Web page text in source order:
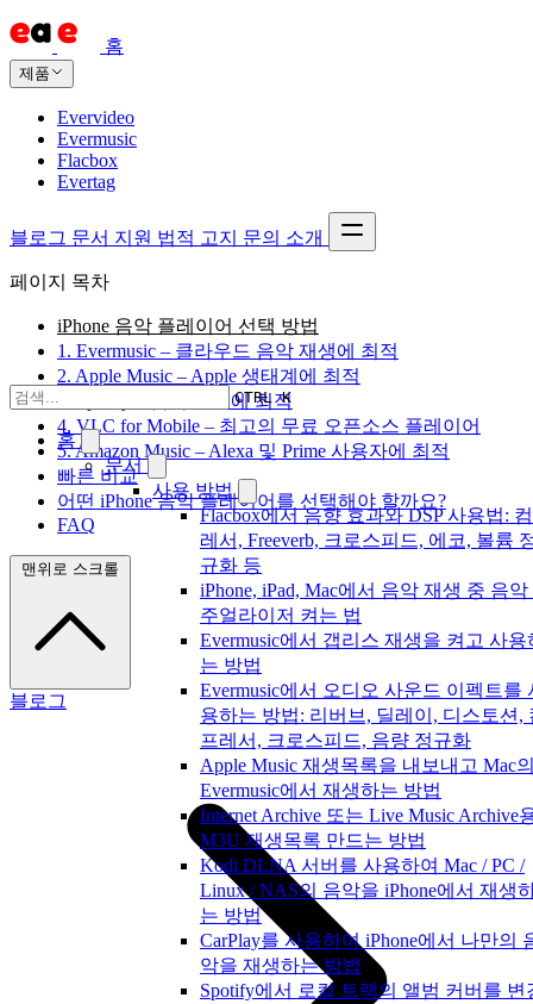
홈
제품
Evervideo
Evermusic
Flacbox
Evertag
블로그 문서 지원 법적 고지 문의 소개
CTRL K
홈
문서
사용 방법
Flacbox에서 음향 효과와 DSP 사용법:
레서, Freeverb, 크로스피드, 에코, 볼륨
규화 등
iPhone, iPad, Mac에서 음악 재생 중 음악
주얼라이저 켜는 법
Evermusic에서 갭리스 재생을 켜고 사용
는 방법
Evermusic에서 오디오 사운드 이펙트를
용하는 방법: 리버브, 딜레이, 디스토션,
프레서, 크로스피드, 음량 정규화
Apple Music 재생목록을 내보내고 Mac
Evermusic에서 재생하는 방법
Internet Archive 또는 Live Music Archive
M3U 재생목록 만드는 방법
Kodi DLNA 서버를 사용하여 Mac / PC /
Linux / NAS의 음악을 iPhone에서 재생
는 방법
CarPlay를 사용하여 iPhone에서 나만의
악을 재생하는 방법
Spotify에서 로컬 트랙의 앨범 커버를 변
페이지 목차
iPhone 음악 플레이어 선택 방법
1. Evermusic – 클라우드 음악 재생에 최적
2. Apple Music – Apple 생태계에 최적
3. Spotify – 음악 발견에 최적
4. VLC for Mobile – 최고의 무료 오픈소스 플레이어
5. Amazon Music – Alexa 및 Prime 사용자에 최적
빠른 비교
어떤 iPhone 음악 플레이어를 선택해야 할까요?
FAQ
맨위로 스크롤
블로그